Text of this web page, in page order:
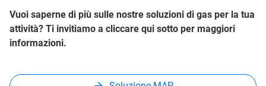
Vuoi saperne di più sulle nostre soluzioni di gas per la tua
attività? Ti invitiamo a cliccare qui sotto per maggiori
informazioni.